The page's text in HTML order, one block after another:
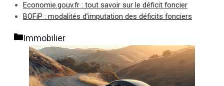
Economie.gouv.fr : tout savoir sur le déficit foncier
BOFiP : modalités d’imputation des déficits fonciers
Catégories
Immobilier